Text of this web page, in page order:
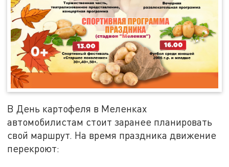
В День картофеля в Меленках
автомобилистам стоит заранее планировать
свой маршрут. На время праздника движение
перекроют: